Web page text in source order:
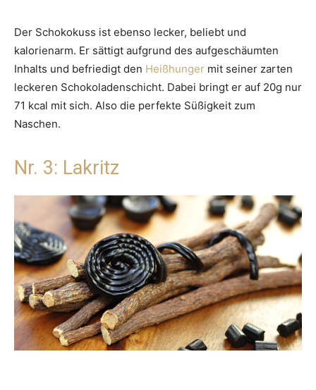
Der Schokokuss ist ebenso lecker, beliebt und
kalorienarm. Er sättigt aufgrund des aufgeschäumten
Inhalts und befriedigt den Heißhunger mit seiner zarten
leckeren Schokoladenschicht. Dabei bringt er auf 20g nur
71 kcal mit sich. Also die perfekte Süßigkeit zum
Naschen.
Nr. 3: Lakritz